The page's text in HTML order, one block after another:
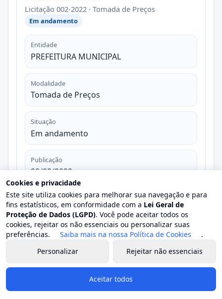
Licitação 002-2022 · Tomada de Preços
Em andamento
Entidade
PREFEITURA MUNICIPAL
Modalidade
Tomada de Preços
Situação
Em andamento
Publicação
28/03/2022
Abertura
11/04/2022
Valor estimado
R$ 0,00
Cookies e privacidade
Este site utiliza cookies para melhorar sua navegação e para
fins estatísticos, em conformidade com a Lei Geral de
Proteção de Dados (LGPD). Você pode aceitar todos os
cookies, rejeitar os não essenciais ou personalizar suas
preferências.
Saiba mais na nossa Política de Cookies
.
Personalizar
Rejeitar não essenciais
Aceitar todos